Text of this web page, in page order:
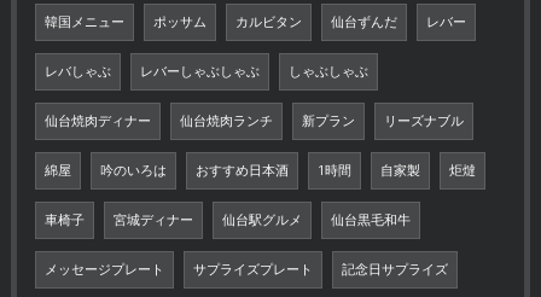
韓国メニュー ポッサム カルビタン 仙台ずんだ レバー
レバしゃぶ レバーしゃぶしゃぶ しゃぶしゃぶ
仙台焼肉ディナー 仙台焼肉ランチ 新プラン リーズナブル
綿屋 吟のいろは おすすめ日本酒 1時間 自家製 炬燵
車椅子 宮城ディナー 仙台駅グルメ 仙台黒毛和牛
メッセージプレート サプライズプレート 記念日サプライズ